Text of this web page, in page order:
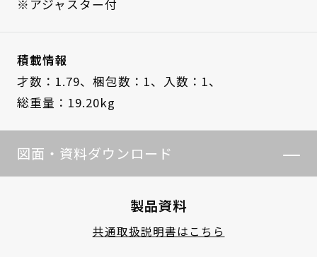
※アジャスター付
積載情報
才数：1.79、 梱包数：1、 入数：1、
総重量：19.20kg
図面・資料ダウンロード
製品資料
共通取扱説明書はこちら